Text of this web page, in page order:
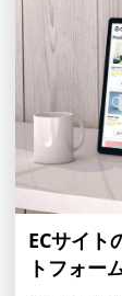
ECサイト
トフォー